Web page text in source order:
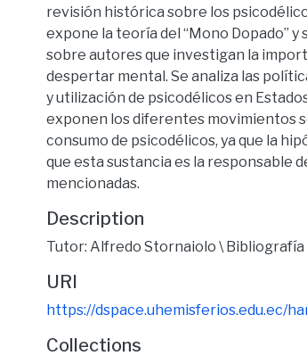
revisión histórica sobre los
expone la teoría del “Mono Dopado”
sobre autores que investigan la
despertar mental. Se analiza las
y utilización de psicodélicos en
exponen los diferentes movimientos
consumo de psicodélicos, ya que la
que esta sustancia es la responsable
mencionadas.
Description
Tutor: Alfredo Stornaiolo \ Bibliografía
URI
https://dspace.uhemisferios.edu.ec/
Collections